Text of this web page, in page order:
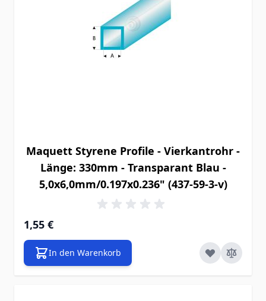
Maquett Styrene Profile - Vierkantrohr -
Länge: 330mm - Transparant Blau -
5,0x6,0mm/0.197x0.236" (437-59-3-v)
1,55 €
In den Warenkorb